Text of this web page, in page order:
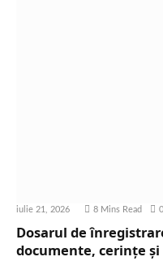
iulie 21, 2026 8 Mins Read 0
Dosarul de
documente, cerințe